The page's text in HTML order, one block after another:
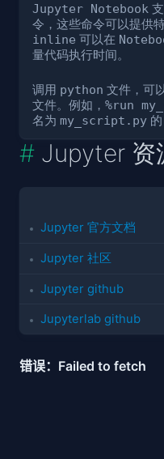
Jupyter Notebook
令，这些命令可以提供
inline 可以在
量代码执行时间。
调用 python 文件，可
文件。例如， %run
名为 my_script.py
Jupyter 资
Jupyter 官方文档
Jupyter 社区
Jupyter github
Jupyterlab github